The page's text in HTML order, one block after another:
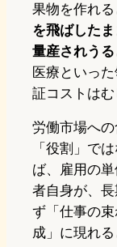
果物を作れる
を飛ばした
量産されうる
医療といっ
証コストはむ
労働市場へ
「役割」で
ば、雇用の
者自身が、
ず「仕事の
成」に現れる